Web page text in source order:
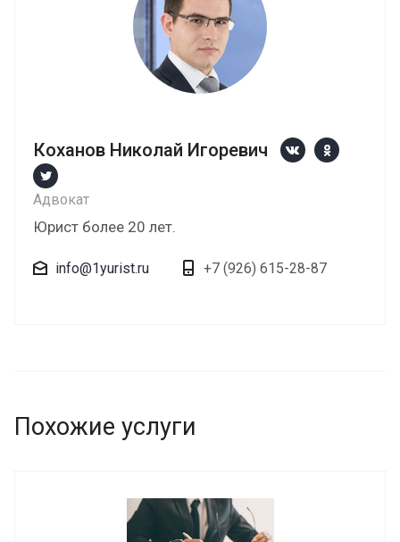
Коханов Николай Игоревич
Адвокат
Юрист более 20 лет.
info@1yurist.ru +7 (926) 615-28-87
Похожие услуги